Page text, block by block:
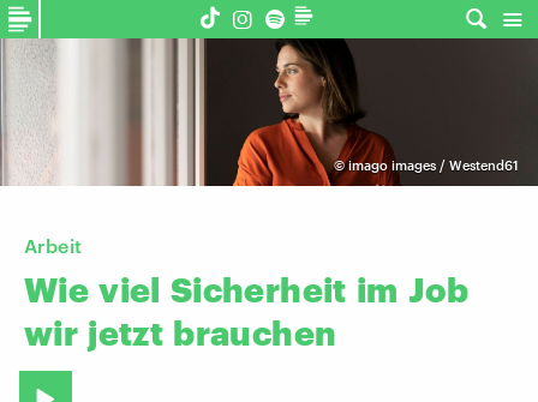
©imago images / Westend61
Arbeit
Wie viel Sicherheit im Job
wir jetzt brauchen